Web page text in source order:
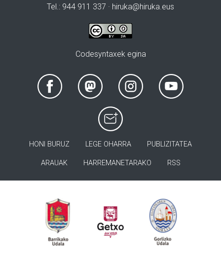
Tel.: 944 911 337 · hiruka@hiruka.eus
Codesyntaxek egina
HONI BURUZ LEGE OHARRA PUBLIZITATEA
ARAUAK HARREMANETARAKO RSS